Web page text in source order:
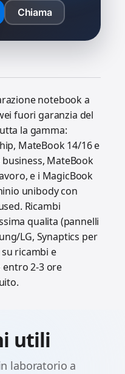
Chiama
notebook a
fuori garanzia del
la gamma:
MateBook 14/16 e
MateBook
e i MagicBook
unibody con
Ricambi
qualita (pannelli
LG, Synaptics per
ricambi e
2-3 ore
utili
laboratorio a